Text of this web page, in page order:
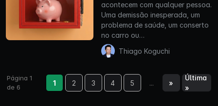
acontecem com qualquer pessoa.
Uma demissão inesperada, um
problema de saúde, um conserto
no carro ou…
Thiago Koguchi
Página 1
de 6
1 2 3 4 5 ... »
Última
»